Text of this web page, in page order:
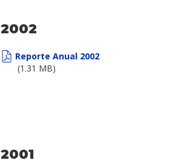
2002
Reporte Anual 2002
(1.31 MB)
2001